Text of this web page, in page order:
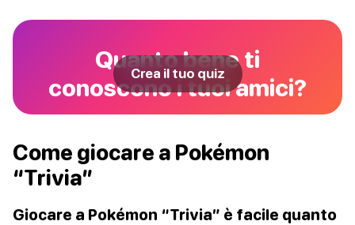
Quanto bene ti
conoscono i tuoi amici?
Crea il tuo quiz
Come giocare a Pokémon
“Trivia”
Giocare a Pokémon “Trivia” è facile quanto